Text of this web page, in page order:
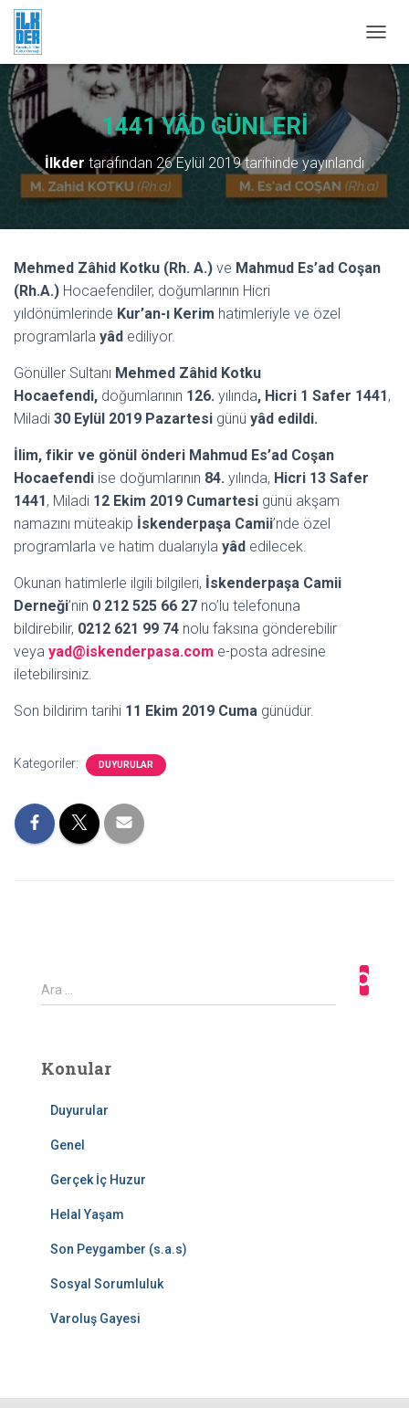
E
Ü
A
Ç
/
K
1441 YÂD GÜNLERİ
İlkder tarafından 26 Eylül 2019tarihinde yayınlandı
Mehmed Zâhid Kotku (Rh. A.) ve Mahmud Es’ad Coşan
(Rh.A.) Hocaefendiler, doğumlarının Hicri
yıldönümlerinde Kur’an-ı Kerim hatimleriyle ve özel
programlarla yâd ediliyor.
Gönüller Sultanı Mehmed Zâhid Kotku
Hocaefendi, doğumlarının 126. yılında, Hicri 1 Safer 1441,
Miladi 30 Eylül 2019 Pazartesi günü yâd edildi.
İlim, fikir ve gönül önderi Mahmud Es’ad Coşan
Hocaefendi ise doğumlarının 84. yılında, Hicri 13 Safer
1441, Miladi 12 Ekim 2019 Cumartesi günü akşam
namazını müteakip İskenderpaşa Camii’nde özel
programlarla ve hatim dualarıyla yâd edilecek.
Okunan hatimlerle ilgili bilgileri, İskenderpaşa Camii
Derneği’nin 0 212 525 66 27 no’lu telefonuna
bildirebilir, 0212 621 99 74 nolu faksına gönderebilir
veya yad@iskenderpasa.com e-posta adresine
iletebilirsiniz.
Son bildirim tarihi 11 Ekim 2019 Cuma günüdür.
Kategoriler: DUYURULAR
A
r
a
Ara …
Konular
Duyurular
Genel
Gerçek İç Huzur
Helal Yaşam
Son Peygamber (s.a.s)
Sosyal Sorumluluk
Varoluş Gayesi